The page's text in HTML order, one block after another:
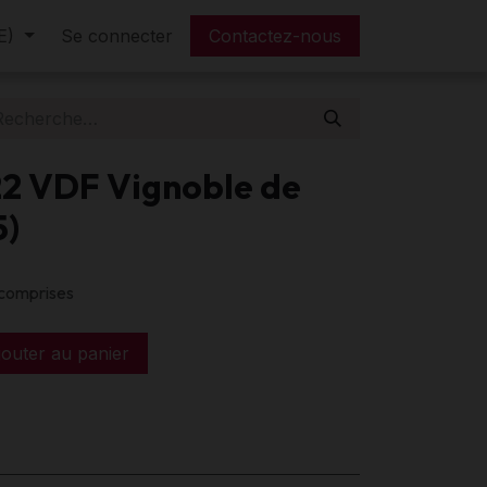
tarif FAQ
Se connecter Contactez-nous
VDF Vignoble de
au panier